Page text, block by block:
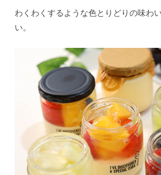
わくわくするような色とりどりの味わ
い。